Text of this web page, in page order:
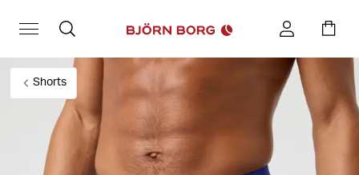
Shorts